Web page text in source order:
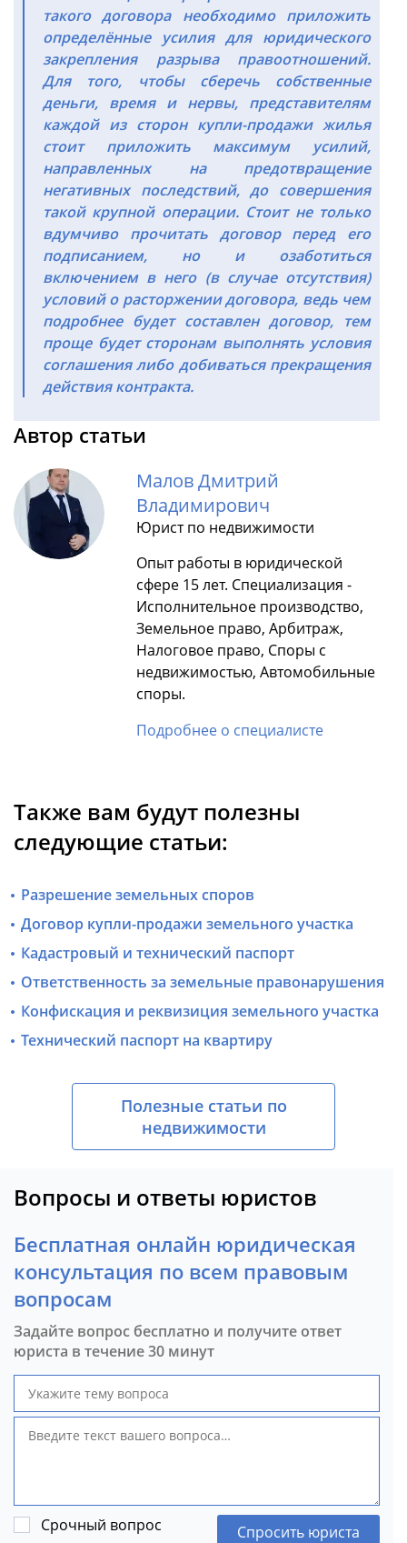
такого договора необходимо приложить
определённые усилия для юридического
закрепления разрыва правоотношений.
Для того, чтобы сберечь собственные
деньги, время и нервы, представителям
каждой из сторон купли-продажи жилья
стоит приложить максимум усилий,
направленных на предотвращение
негативных последствий, до совершения
такой крупной операции. Стоит не только
вдумчиво прочитать договор перед его
подписанием, но и озаботиться
включением в него (в случае отсутствия)
условий о расторжении договора, ведь чем
подробнее будет составлен договор, тем
проще будет сторонам выполнять условия
соглашения либо добиваться прекращения
действия контракта.
Автор статьи
Малов Дмитрий
Владимирович
Юрист по недвижимости
Опыт работы в юридической
сфере 15 лет. Специализация -
Исполнительное производство,
Земельное право, Арбитраж,
Налоговое право, Споры с
недвижимостью, Автомобильные
споры.
Подробнее о специалисте
Также вам будут полезны
следующие статьи:
Разрешение земельных споров
Договор купли-продажи земельного участка
Кадастровый и технический паспорт
Ответственность за земельные правонарушения
Конфискация и реквизиция земельного участка
Технический паспорт на квартиру
Полезные статьи по
недвижимости
Вопросы и ответы юристов
Бесплатная онлайн юридическая
консультация по всем правовым
вопросам
Задайте вопрос бесплатно и получите ответ
юриста в течение 30 минут
Срочный вопрос Спросить юриста